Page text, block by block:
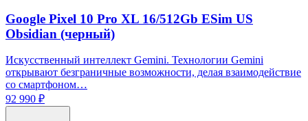
Google Pixel 10 Pro XL 16/512Gb ESim US
Obsidian (черный)
Искусственный интеллект Gemini. Технологии Gemini
открывают безграничные возможности, делая взаимодействие
со смартфоном…
92 990 ₽